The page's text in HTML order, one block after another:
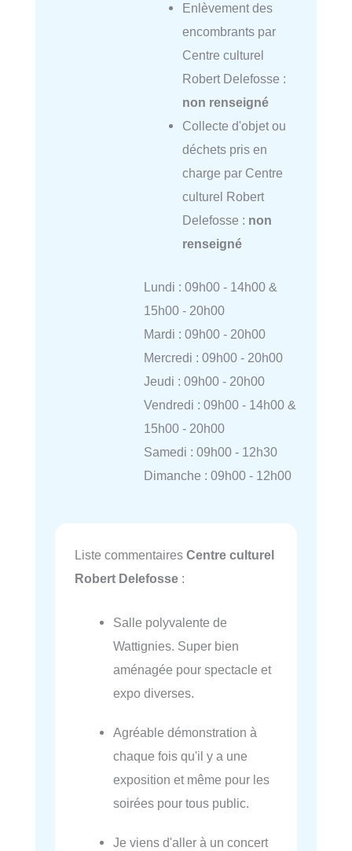
Enlèvement des
encombrants par
Centre culturel
Robert Delefosse :
non renseigné
Collecte d'objet ou
déchets pris en
charge par Centre
culturel Robert
Delefosse : non
renseigné
Lundi : 09h00 - 14h00 &
15h00 - 20h00
Mardi : 09h00 - 20h00
Mercredi : 09h00 - 20h00
Jeudi : 09h00 - 20h00
Vendredi : 09h00 - 14h00 &
15h00 - 20h00
Samedi : 09h00 - 12h30
Dimanche : 09h00 - 12h00
Liste commentaires Centre culturel
Robert Delefosse :
Salle polyvalente de
Wattignies. Super bien
aménagée pour spectacle et
expo diverses.
Agréable démonstration à
chaque fois qu'il y a une
exposition et même pour les
soirées pour tous public.
Je viens d'aller à un concert